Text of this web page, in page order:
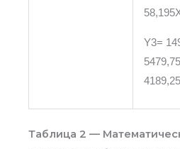
Y3=
Таблица 2 —